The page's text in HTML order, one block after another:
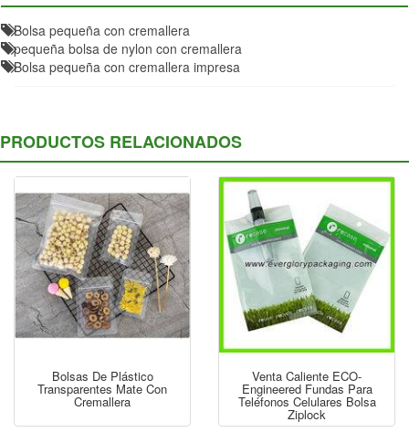
Bolsa pequeña con cremallera
pequeña bolsa de nylon con cremallera
Bolsa pequeña con cremallera impresa
PRODUCTOS RELACIONADOS
Bolsas De Plástico
Transparentes Mate Con
Cremallera
Venta Caliente ECO-
Engineered Fundas Para
Teléfonos Celulares Bolsa
Ziplock